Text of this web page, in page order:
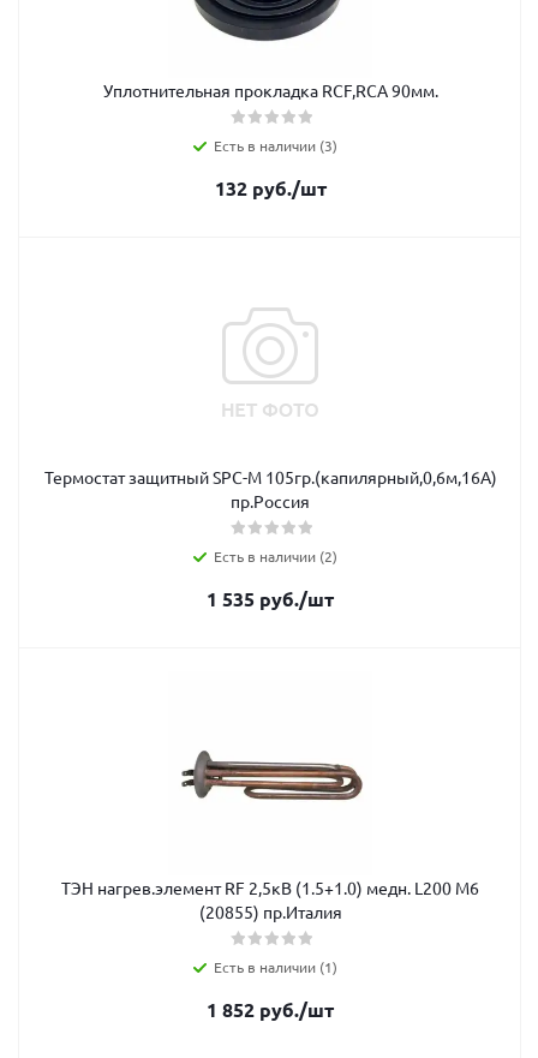
Уплотнительная прокладка RCF,RCA 90мм.
Есть в наличии (3)
132руб./шт
Термостат защитный SPC-М 105гр.(капилярный,0,6м,16А)
пр.Россия
Есть в наличии (2)
1 535 руб./шт
ТЭН нагрев.элемент RF 2,5кВ (1.5+1.0) медн. L200 М6
(20855) пр.Италия
Есть в наличии (1)
1 852 руб./шт